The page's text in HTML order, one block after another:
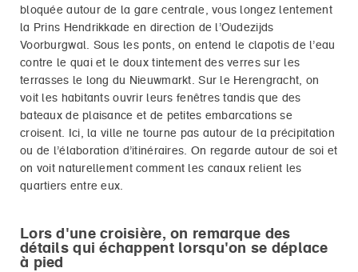
bloquée autour de la gare centrale, vous longez lentement
la Prins Hendrikkade en direction de l’Oudezijds
Voorburgwal. Sous les ponts, on entend le clapotis de l’eau
contre le quai et le doux tintement des verres sur les
terrasses le long du Nieuwmarkt. Sur le Herengracht, on
voit les habitants ouvrir leurs fenêtres tandis que des
bateaux de plaisance et de petites embarcations se
croisent. Ici, la ville ne tourne pas autour de la précipitation
ou de l’élaboration d’itinéraires. On regarde autour de soi et
on voit naturellement comment les canaux relient les
quartiers entre eux.
Lors d'une croisière, on remarque des
détails qui échappent lorsqu'on se déplace
à pied